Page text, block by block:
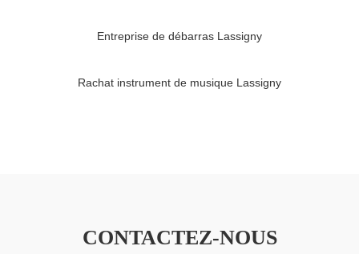
Entreprise de débarras Lassigny
Rachat instrument de musique Lassigny
CONTACTEZ-NOUS